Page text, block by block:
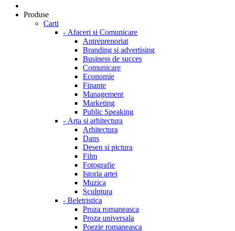
Produse
Carti
- Afaceri si Comunicare
Antreprenoriat
Branding si advertising
Business de succes
Comunicare
Economie
Finante
Management
Marketing
Public Speaking
- Arta si arhitectura
Arhitectura
Dans
Desen si pictura
Film
Fotografie
Istoria artei
Muzica
Sculptura
- Beletristica
Proza romaneasca
Proza universala
Poezie romaneasca